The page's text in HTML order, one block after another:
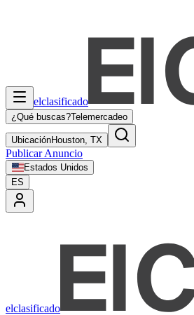
elclasificado
¿Qué buscas?Telemercadeo
UbicaciónHouston, TX
Publicar Anuncio
Estados Unidos
ES
elclasificado